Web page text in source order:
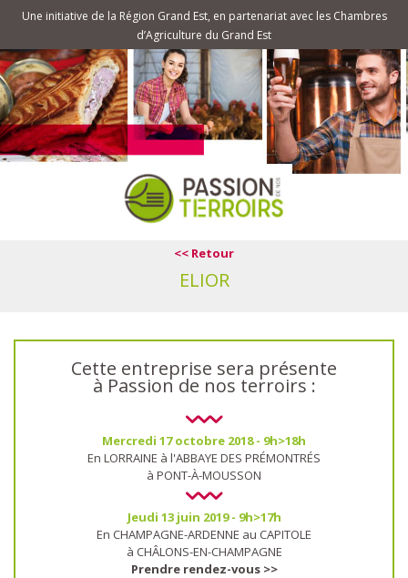
Une initiative de la Région Grand Est, en partenariat avec les Chambres
d’Agriculture du Grand Est
<< Retour
ELIOR
Cette entreprise sera présente
à Passion de nos terroirs :
Mercredi 17 octobre 2018 - 9h>18h
En LORRAINE à l'ABBAYE DES PRÉMONTRÉS
à PONT-À-MOUSSON
Jeudi 13 juin 2019 - 9h>17h
En CHAMPAGNE-ARDENNE au CAPITOLE
à CHÂLONS-EN-CHAMPAGNE
Prendre rendez-vous >>